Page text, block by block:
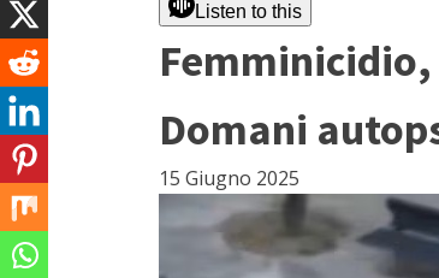
Listen to this
Domani
15 Giugno 2025